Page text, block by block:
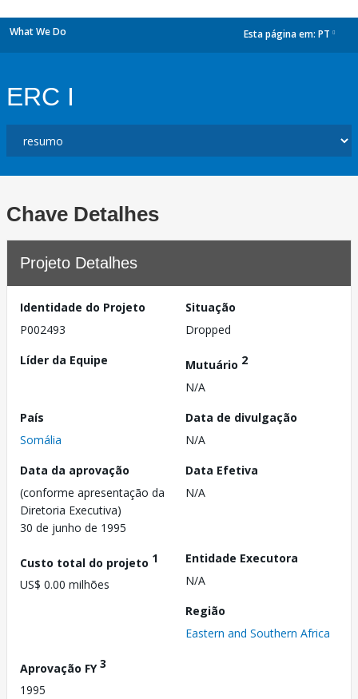
What We Do Esta página em: PT
ERC I
Chave Detalhes
Projeto Detalhes
Identidade do Projeto
P002493
Situação
Dropped
Líder da Equipe
Mutuário 2
N/A
País
Somália
Data de divulgação
N/A
Data da aprovação
(conforme apresentação da
Diretoria Executiva)
30 de junho de 1995
Data Efetiva
N/A
Custo total do projeto 1
US$ 0.00 milhões
Entidade Executora
N/A
Região
Eastern and Southern Africa
Aprovação FY3
1995